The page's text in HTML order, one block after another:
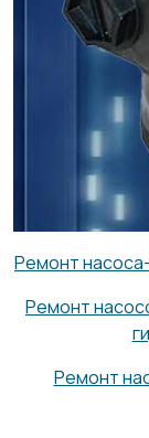
Ремонт
Ремонт
Ремонт